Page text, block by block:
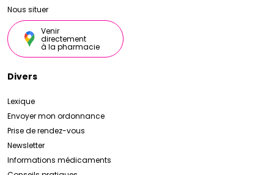
Nous situer
Venir
directement
à la pharmacie
Divers
Lexique
Envoyer mon ordonnance
Prise de rendez-vous
Newsletter
Informations médicaments